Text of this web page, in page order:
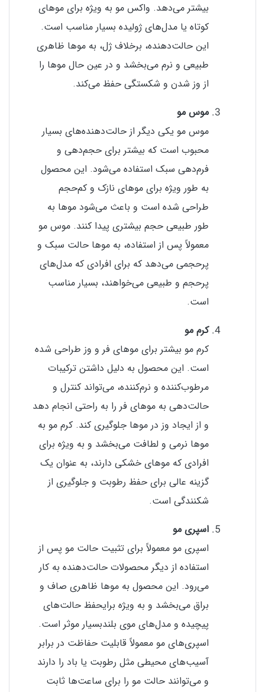
بیشتر می‌دهد. واکس مو به ویژه برای موهای
کوتاه یا مدل‌های ژولیده بسیار مناسب است.
این حالت‌دهنده، برخلاف ژل، به موها ظاهری
طبیعی و نرم می‌بخشد و در عین حال موها را
از وز شدن و شکستگی حفظ می‌کند.
موس مو
موس مو یکی دیگر از حالت‌دهنده‌های بسیار
محبوب است که بیشتر برای حجم‌دهی و
فرم‌دهی سبک استفاده می‌شود. این محصول
به طور ویژه برای موهای نازک و کم‌حجم
طراحی شده است و باعث می‌شود موها به
طور طبیعی حجم بیشتری پیدا کنند. موس مو
معمولاً پس از استفاده، به موها حالت سبک و
پرحجمی می‌دهد که برای افرادی که مدل‌های
پرحجم و طبیعی می‌خواهند، بسیار مناسب
است.
کرم مو
کرم مو بیشتر برای موهای فر و وز طراحی شده
است. این محصول به دلیل داشتن ترکیبات
مرطوب‌کننده و نرم‌کننده، می‌تواند کنترل و
حالت‌دهی به موهای فر را به راحتی انجام دهد
و از ایجاد وز در موها جلوگیری کند. کرم مو به
موها نرمی و لطافت می‌بخشد و به ویژه برای
افرادی که موهای خشکی دارند، به عنوان یک
گزینه عالی برای حفظ رطوبت و جلوگیری از
شکنندگی است.
اسپری مو
اسپری مو معمولاً برای تثبیت حالت مو پس از
استفاده از دیگر محصولات حالت‌دهنده به کار
می‌رود. این محصول به موها ظاهری صاف و
براق می‌بخشد و به ویژه برایحفظ حالت‌های
پیچیده و مدل‌های موی بلندبسیار موثر است.
اسپری‌های مو معمولاً قابلیت حفاظت در برابر
آسیب‌های محیطی مثل رطوبت یا باد را دارند
و می‌توانند حالت مو را برای ساعت‌ها ثابت